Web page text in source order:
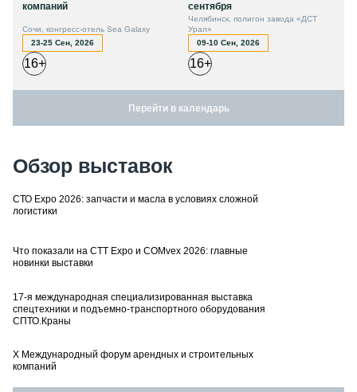
компаний
Сочи, конгресс-отель Sea Galaxy
23-25 Сен, 2026
16+
сентября
Челябинск, полигон завода «ДСТ
Урал»
09-10 Сен, 2026
16+
Перейти в календарь
Обзор выставок
СТО Expo 2026: запчасти и масла в условиях сложной
логистики
Что показали на CTT Expo и COMvex 2026: главные
новинки выставки
17-я международная специализированная выставка
спецтехники и подъемно-транспортного оборудования
СПТО.Краны
X Международный форум арендных и строительных
компаний